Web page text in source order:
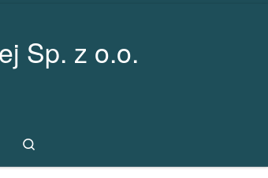
Sp. z o.o.